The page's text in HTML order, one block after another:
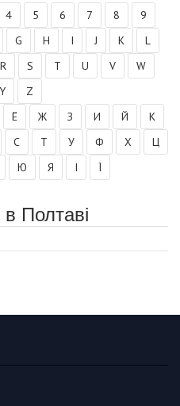
4 5 6 7 8
9
G H I J K
L
R S T U V
W
Y
Z
Ё Ж З И Й
К
С Т У Ф Х
Ц
Ю Я І Ї
Полтаві